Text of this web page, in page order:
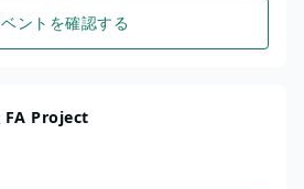
ントを確認する
FA Project